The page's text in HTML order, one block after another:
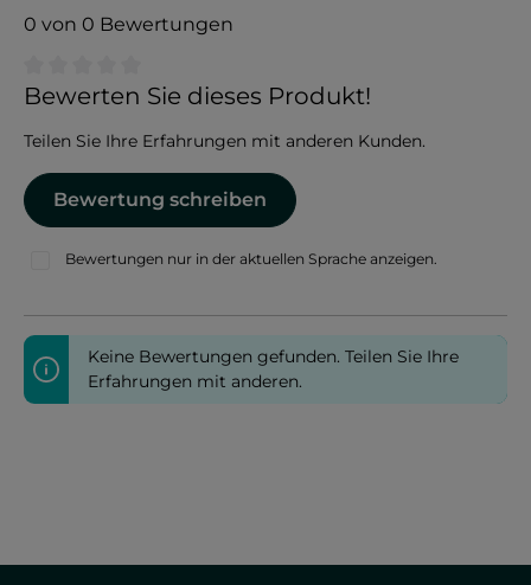
0 von 0 Bewertungen
Durchschnittliche Bewertung von 0 von 5 Sternen
Bewerten Sie dieses Produkt!
Teilen Sie Ihre Erfahrungen mit anderen Kunden.
Bewertung schreiben
Bewertungen nur in der aktuellen Sprache anzeigen.
Keine Bewertungen gefunden. Teilen Sie Ihre
Erfahrungen mit anderen.